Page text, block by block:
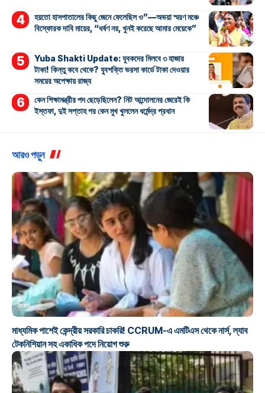
হয়তো হাসপাতালের কিছু জেনে ফেলেছিল ও”—অভয়া স্মরণ মঞ্চে
বিস্ফোরক দাবি মায়ের, “ধর্ষণ নয়, খুনই করেছে আমার মেয়েকে”
Yuba Shakti Update: যুবকদের মিলবে ৩ হাজার
টাকা! কিন্তু কবে থেকে? যুবশক্তি ভরসা কার্ডে টাকা দেওয়ার
সময়ের অপেক্ষায় রাজ্য
কেন শিক্ষামন্ত্রীর পদ ছেড়েছিলেন? নিট আন্দোলনের জেরেই কি
ইস্তফা, দুই সপ্তাহ পর কেন মুখ খুললেন ধর্মেন্দ্র প্রধান
আরও পড়ুন
চাকরি
মাধ্যমিক পাশেই কেন্দ্রীয় সরকারি চাকরি! CCRUM-এ এমটিএস থেকে নার্স, ল্যাব
টেকনিশিয়ান সহ একাধিক পদে নিয়োগ শুরু